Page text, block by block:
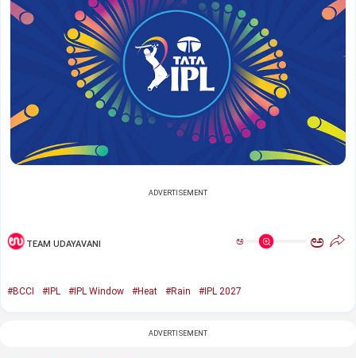
ADVERTISEMENT
TEAM UDAYAVANI ಅ ಅ
#BCCI #IPL #IPL Window #Heat #Rain #IPL 2027
ADVERTISEMENT